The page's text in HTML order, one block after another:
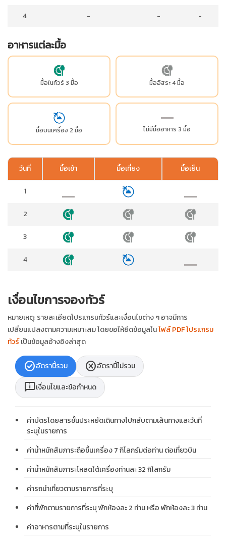
4 - - -
อาหารแต่ละมื้อ
มื้อในทัวร์ 3 มื้อ มื้ออิสระ 4 มื้อ
มื้อบนเครื่อง 2 มื้อ ไม่มีมื้ออาหาร 3 มื้อ
วันที่ มื้อเช้า มื้อเที่ยง มื้อเย็น
1
2
3
4
เงื่อนไขการจองทัวร์
หมายเหตุ: รายละเอียดโปรแกรมทัวร์และเงื่อนไขต่าง ๆ อาจมีการ
เปลี่ยนแปลงตามความเหมาะสม โดยขอให้ยึดข้อมูลในไฟล์ PDF โปรแกรม
ทัวร์เป็นข้อมูลอ้างอิงล่าสุด
check_circleอัตรานี้รวม cancelอัตรานี้ไม่รวม
chat_infoเงื่อนไขและข้อกำหนด
ค่าบัตรโดยสารชั้นประหยัดเดินทางไปกลับตามเส้นทางและวันที่
ระบุในรายการ
ค่าน้ำหนักสัมภาระถือขึ้นเครื่อง 7 กิโลกรัมต่อท่าน ต่อเที่ยวบิน
ค่าน้ำหนักสัมภาระโหลดใต้เครื่องท่านละ 32 กิโลกรัม
ค่ารถนำเที่ยวตามรายการที่ระบุ
ค่าที่พักตามรายการที่ระบุ พักห้องละ 2 ท่าน หรือ พักห้องละ 3 ท่าน
ค่าอาหารตามที่ระบุในรายการ